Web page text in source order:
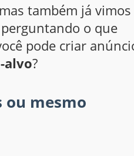
também já vimos
o que
pode criar
alvo?
ou mesmo